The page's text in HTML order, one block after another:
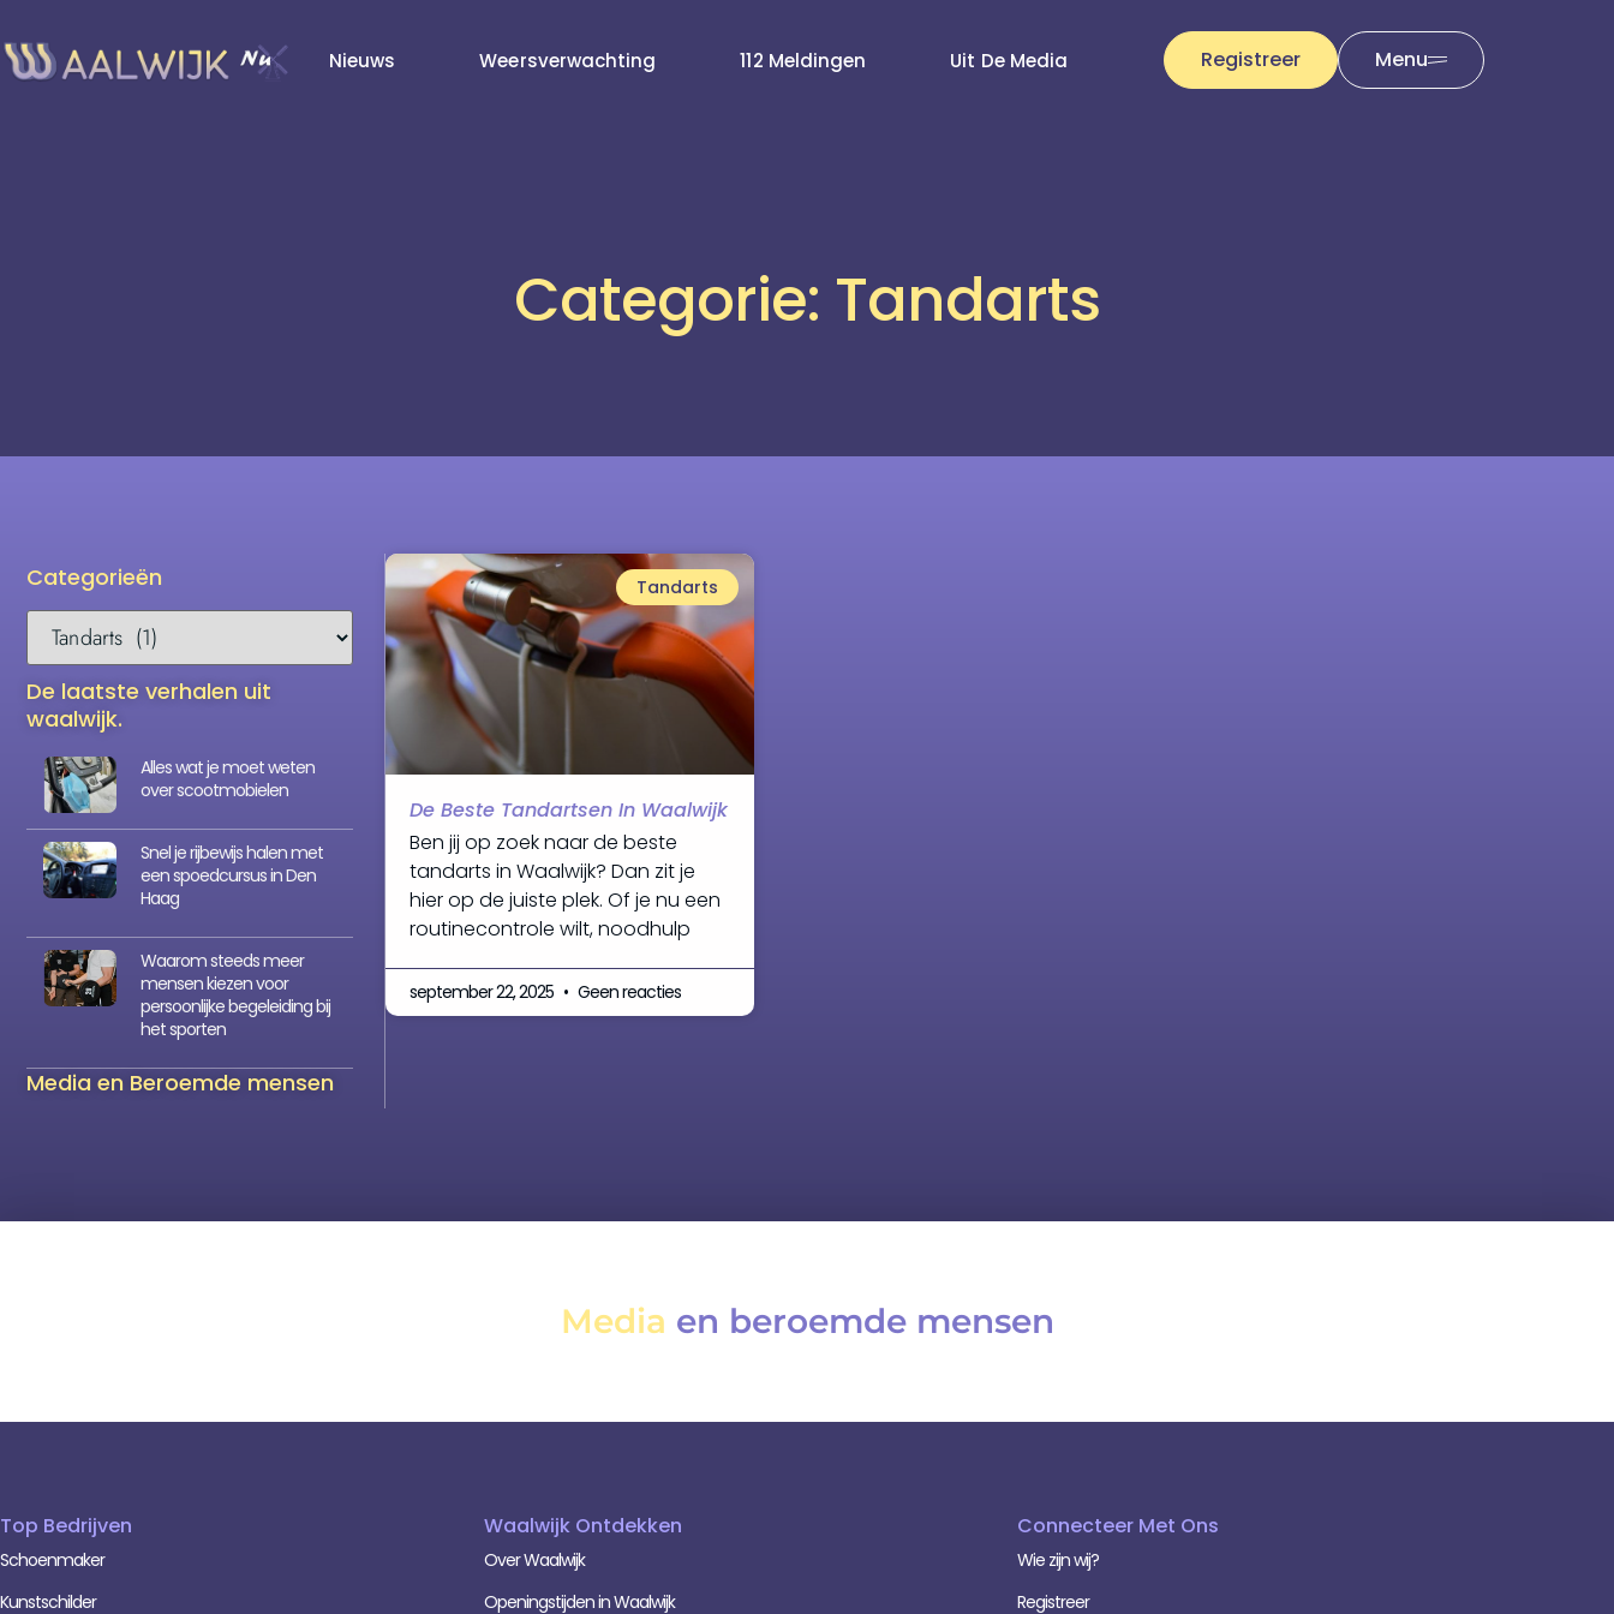
Nieuws Weersverwachting 112 Meldingen Uit De Media Registreer Menu
Categorie: Tandarts
Categorieën
De laatste verhalen uit
waalwijk.
Alles wat je moet weten
over scootmobielen
Snel je rijbewijs halen met
een spoedcursus in Den
Haag
Waarom steeds meer
mensen kiezen voor
persoonlijke begeleiding bij
het sporten
Media en Beroemde mensen
Tandarts
De Beste Tandartsen In Waalwijk
Ben jij op zoek naar de beste
tandarts in Waalwijk? Dan zit je
hier op de juiste plek. Of je nu een
routinecontrole wilt, noodhulp
september 22, 2025 Geen reacties
Media en beroemde mensen
Top Bedrijven
Schoenmaker
Kunstschilder
Waalwijk Ontdekken
Over Waalwijk
Openingstijden in Waalwijk
Connecteer Met Ons
Wie zijn wij?
Registreer